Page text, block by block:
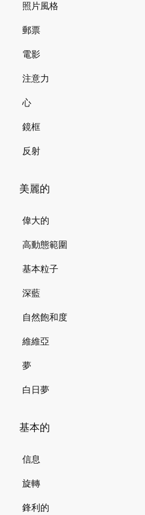
照片風格
郵票
電影
注意力
心
鏡框
反射
美麗的
偉大的
高動態範圍
基本粒子
深藍
自然飽和度
維維亞
夢
白日夢
基本的
信息
旋轉
鋒利的